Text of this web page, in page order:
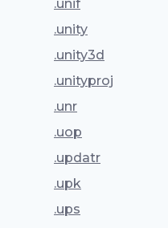
.unif
.unity
.unity3d
.unityproj
.unr
.uop
.updatr
.upk
.ups